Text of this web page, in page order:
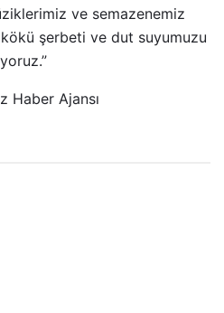
ve semazenemiz
kökü şerbeti ve dut suyumuzu
Haber Ajansı